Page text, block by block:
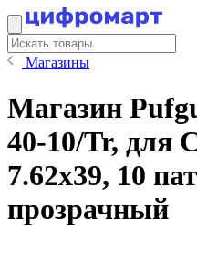
Магазины
Магазин
40-10/Tr, для
7.62x39, 10
прозрачный